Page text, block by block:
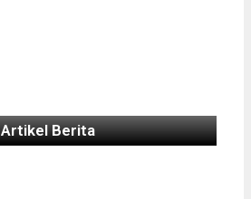
Artikel Berita